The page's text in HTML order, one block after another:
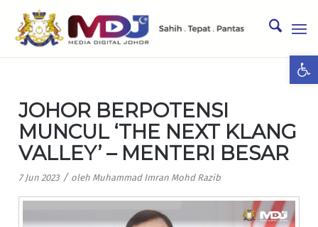
JOHOR BERPOTENSI
MUNCUL ‘THE NEXT KLANG
VALLEY’ – MENTERI BESAR
7 Jun 2023 / oleh Muhammad Imran Mohd Razib